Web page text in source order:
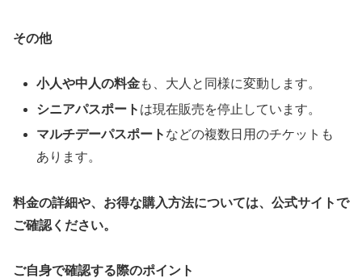
その他
小人や中人の料金も、大人と同様に変動します。
シニアパスポート は現在販売を停止しています。
マルチデーパスポート などの複数日用のチケットも
あります。
料金の詳細や、お得な購入方法については、公式サイトで
ご確認ください。
ご自身で確認する際のポイント